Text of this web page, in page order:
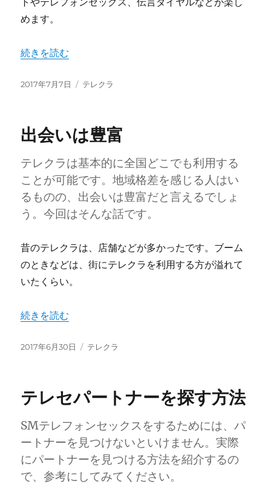
めます。
“これから利用する人は参考にするべき” の
続きを読む
投
2017年7月7日
カ
ー
テレクラ
出会いは豊富
テレクラは基本的に全国どこでも利用する
ことが可能です。地域格差を感じる人はい
るものの、出会いは豊富だと言えるでしょ
う。今回はそんな話です。
昔のテレクラは、店舗などが多かったです。ブーム
のときなどは、街にテレクラを利用する方が溢れて
いたくらい。
“出会いは豊富” の
続きを読む
投
2017年6月30日
カ
ー
テレクラ
テレセパートナーを探す方法
SMテレフォンセックスをするためには、パ
ートナーを見つけないといけません。実際
にパートナーを見つける方法を紹介するの
で、参考にしてみてください。